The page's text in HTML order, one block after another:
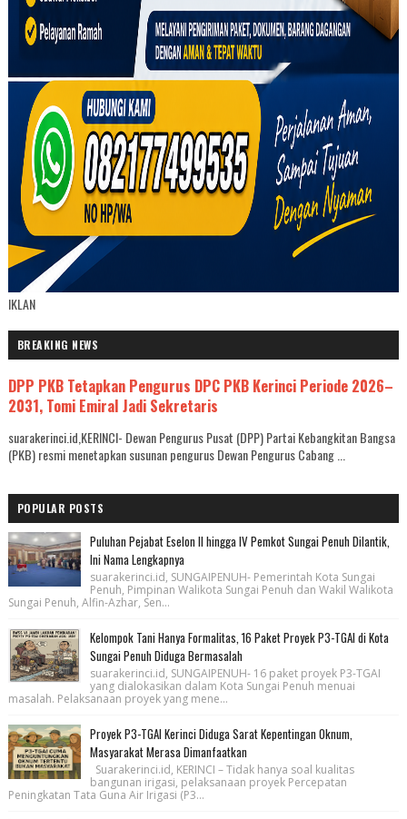
IKLAN
BREAKING NEWS
DPP PKB Tetapkan Pengurus DPC PKB Kerinci Periode 2026–
2031, Tomi Emiral Jadi Sekretaris
suarakerinci.id,KERINCI- Dewan Pengurus Pusat (DPP) Partai Kebangkitan Bangsa
(PKB) resmi menetapkan susunan pengurus Dewan Pengurus Cabang ...
POPULAR POSTS
Puluhan Pejabat Eselon II hingga IV Pemkot Sungai Penuh Dilantik,
Ini Nama Lengkapnya
suarakerinci.id, SUNGAIPENUH- Pemerintah Kota Sungai
Penuh, Pimpinan Walikota Sungai Penuh dan Wakil Walikota
Sungai Penuh, Alfin-Azhar, Sen...
Kelompok Tani Hanya Formalitas, 16 Paket Proyek P3-TGAI di Kota
Sungai Penuh Diduga Bermasalah
suarakerinci.id, SUNGAIPENUH- 16 paket proyek P3-TGAI
yang dialokasikan dalam Kota Sungai Penuh menuai
masalah. Pelaksanaan proyek yang mene...
Proyek P3-TGAI Kerinci Diduga Sarat Kepentingan Oknum,
Masyarakat Merasa Dimanfaatkan
Suarakerinci.id, KERINCI – Tidak hanya soal kualitas
bangunan irigasi, pelaksanaan proyek Percepatan
Peningkatan Tata Guna Air Irigasi (P3...